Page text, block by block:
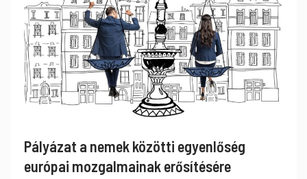
Pályázat a nemek közötti egyenlőség
európai mozgalmainak erősítésére